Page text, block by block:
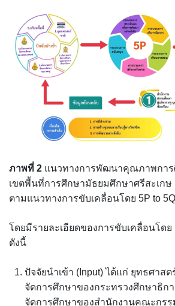
ภาพที่ 2 แนวทางการพัฒนาคุณภาพกา
เขตพื้นที่การศึกษามัธยมศึกษาศรีสะเกษ
ตามแนวทางการขับเคลื่อนโดย 5P to 5Q
โดยมีรายละเอียดของการขับเคลื่อนโดย
ดังนี้
ปัจจัยนำเข้า (Input) ได้แก่ ยุทธศาส
จัดการศึกษาของกระทรวงศึกษาธิก
จัดการศึกษาของสำนักงานคณะกร